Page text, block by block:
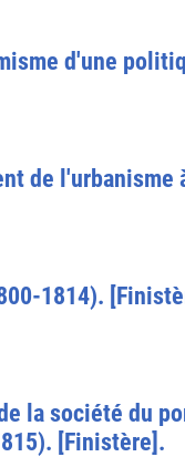
d'une
de l'urbanisme
1814).
la société du
[Finistère].